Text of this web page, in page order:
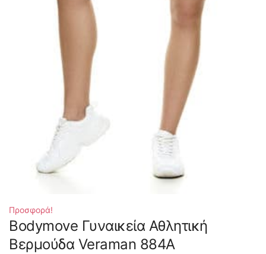
Προσφορά!
Bodymove Γυναικεία Αθλητική
Βερμούδα Veraman 884A